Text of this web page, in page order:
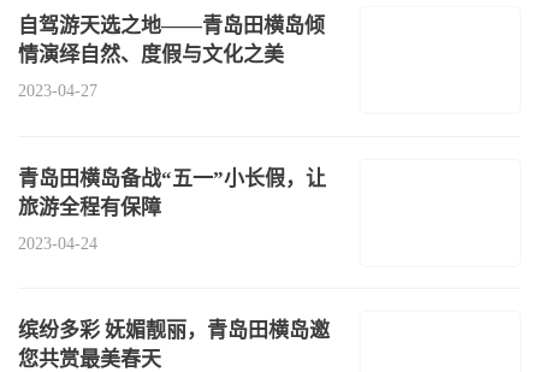
自驾游天选之地——青岛田横岛倾
情演绎自然、度假与文化之美
2023-04-27
青岛田横岛备战“五一”小长假，让
旅游全程有保障
2023-04-24
缤纷多彩 妩媚靓丽，青岛田横岛邀
您共赏最美春天